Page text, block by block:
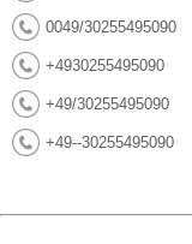
0049/30255495090
+4930255495090
+49/30255495090
+49--30255495090